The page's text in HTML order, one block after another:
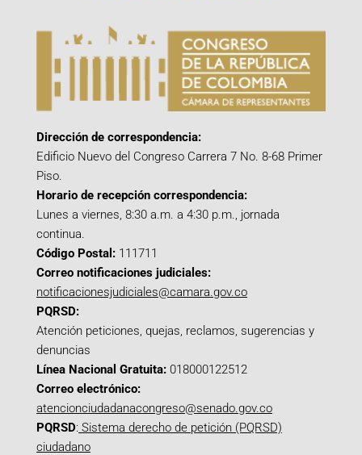
Dirección de correspondencia:
Edificio Nuevo del Congreso Carrera 7 No. 8-68 Primer
Piso.
Horario de recepción correspondencia:
Lunes a viernes, 8:30 a.m. a 4:30 p.m., jornada
continua.
Código Postal: 111711
Correo notificaciones judiciales:
notificacionesjudiciales@camara.gov.co
PQRSD:
Atención peticiones, quejas, reclamos, sugerencias y
denuncias
Línea Nacional Gratuita: 018000122512
Correo electrónico:
atencionciudadanacongreso@senado.gov.co
PQRSD: Sistema derecho de petición (PQRSD)
ciudadano